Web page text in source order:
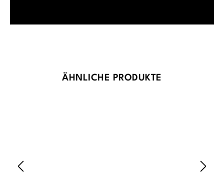
Produktgalerie überspringen
ÄHNLICHE PRODUKTE